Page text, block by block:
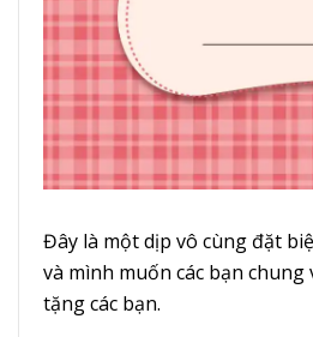
Đây là một dịp vô cùng đặt
và mình muốn các bạn
tặng các bạn.